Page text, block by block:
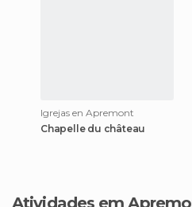
Igrejas en Apremont
Chapelle du château
Atividades em